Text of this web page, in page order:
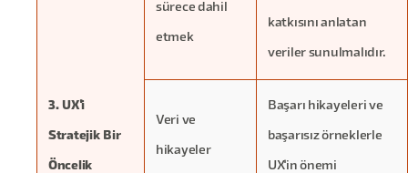
3. UX'i
Stratejik Bir
Öncelik
sürece dahil
etmek
katkısını anlatan
veriler sunulmalıdır.
Veri ve
hikayeler
Başarı hikayeleri ve
başarısız örneklerle
UX'in önemi